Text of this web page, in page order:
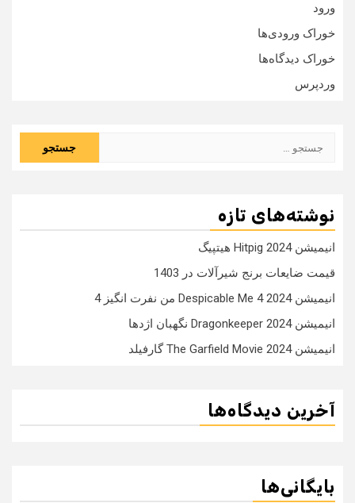
ورود
خوراک ورودی‌ها
خوراک دیدگاه‌ها
وردپرس
نوشته‌های تازه
انیمیشن Hitpig 2024 هیتپیگ
قیمت ضایعات برنج شیرآلات در 1403
انیمیشن Despicable Me 4 2024 من نفرت انگیز 4
انیمیشن Dragonkeeper 2024 نگهبان اژدها
انیمیشن The Garfield Movie 2024 گارفیلد
آخرین دیدگاه‌ها
بایگانی‌ها